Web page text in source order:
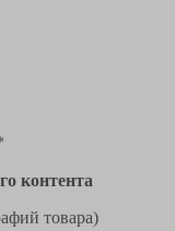
контента
товара)